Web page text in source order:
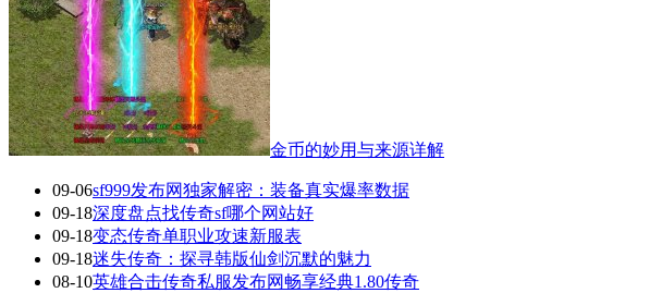
金币的妙用与来源详解
09-06sf999发布网独家解密：装备真实爆率数据
09-18深度盘点找传奇sf哪个网站好
09-18变态传奇单职业攻速新服表
09-18迷失传奇：探寻韩版仙剑沉默的魅力
08-10英雄合击传奇私服发布网畅享经典1.80传奇